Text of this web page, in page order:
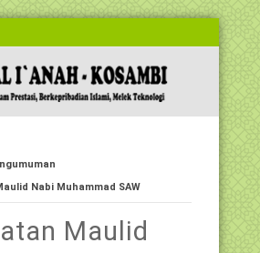
Nabi Muhammad SAW
Maulid